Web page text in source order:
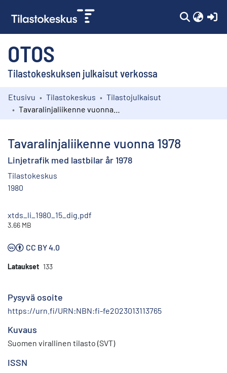
OTOS
Tilastokeskuksen julkaisut verkossa
Kokoelmat
Etusivu Tilastokeskus
Tilastojulkaisut
Tavaralinjaliikenne vuonna 1978
Linjetrafik med lastbilar år 1978
Tilastokeskus
1980
xtds_li_1980_15_dig.pdf
3.66 MB
CC BY 4.0
Lataukset 133
Pysyvä osoite
https://urn.fi/URN:NBN:fi-fe2023013113765
Kuvaus
Suomen virallinen tilasto (SVT)
ISSN